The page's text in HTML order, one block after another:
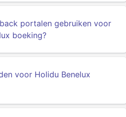
portalen gebruiken voor
boeking?
voor Holidu Benelux